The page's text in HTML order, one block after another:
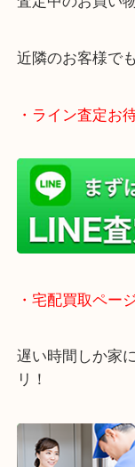
店！
全国1,500店舗
査定中のお買
近隣のお客様
・ライン査定お